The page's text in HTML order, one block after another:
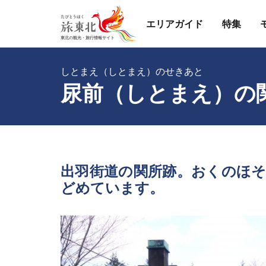
エリアガイド 特集
尿前（しとまえ）の
しとまえ（しとまえ）のせきあと
出羽街道の関所跡。おくのほ
どめています。